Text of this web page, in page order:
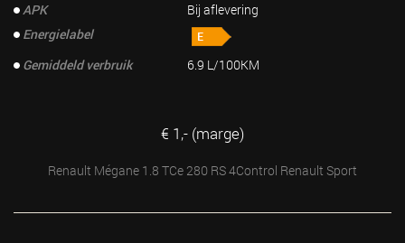
APK
Bij aflevering
Energielabel
Gemiddeld verbruik
6.9 L/100KM
€ 1,- (marge)
Renault Mégane 1.8 TCe 280 RS 4Control Renault Sport